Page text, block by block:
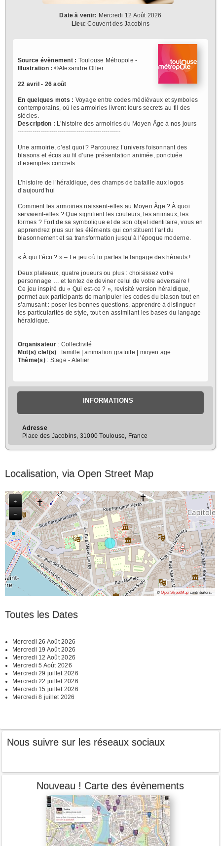
Date à venir: Mercredi 12 Août 2026
Lieu: Couvent des Jacobins
Source évènement : Toulouse Métropole -
Illustration : ©Alexandre Ollier
22 avril - 26 août
En quelques mots : Voyage entre codes médiévaux et symboles
contemporains, où les armoiries livrent leurs secrets au fil des
siècles.
Description : L’histoire des armoiries du Moyen Âge à nos jours
-------------------------------------------------
Une armoirie, c’est quoi ? Parcourez l’univers foisonnant des
blasons et écus au fil d’une présentation animée, ponctuée
d’exemples concrets.
L’histoire de l’héraldique, des champs de bataille aux logos
d’aujourd’hui
Comment les armoiries naissent-elles au Moyen Âge ? À quoi
servaient-elles ? Que signifient les couleurs, les animaux, les
formes ? Fort de sa symbolique et de son objet identitaire, vous en
apprendrez plus sur les éléments qui constituent l’art du
blasonnement et sa transformation jusqu’à l’époque moderne.
« À qui l’écu ? » – Le jeu où tu parles le langage des hérauts !
Deux plateaux, quatre joueurs ou plus : choisissez votre
personnage … et tentez de deviner celui de votre adversaire !
Ce jeu inspiré du « Qui est-ce ? », revisité version héraldique,
permet aux participants de manipuler les codes du blason tout en
s’amusant : poser les bonnes questions, apprendre à distinguer
les particularités de style, tout en assimilant les bases du langage
héraldique.
Organisateur: Collectivité
Mot(s) clef(s) : famille | animation gratuite | moyen age
Thème(s): Stage - Atelier
INFORMATIONS
Adresse
Place des Jacobins, 31000 Toulouse, France
Localisation, via Open Street Map
+
−
©OpenStreetMap contributors.
Toutes les Dates
Mercredi 26 Août 2026
Mercredi 19 Août 2026
Mercredi 12 Août 2026
Mercredi 5 Août 2026
Mercredi 29 juillet 2026
Mercredi 22 juillet 2026
Mercredi 15 juillet 2026
Mercredi 8 juillet 2026
Nous suivre sur les réseaux sociaux
Nouveau ! Carte des évènements